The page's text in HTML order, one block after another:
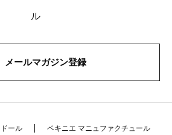
ル
メールマガジン登録
ール
ペキニエ マニュファクチュール